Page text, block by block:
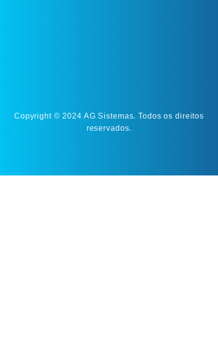
Copyright © 2024 AG Sistemas. Todos os direitos
reservados.